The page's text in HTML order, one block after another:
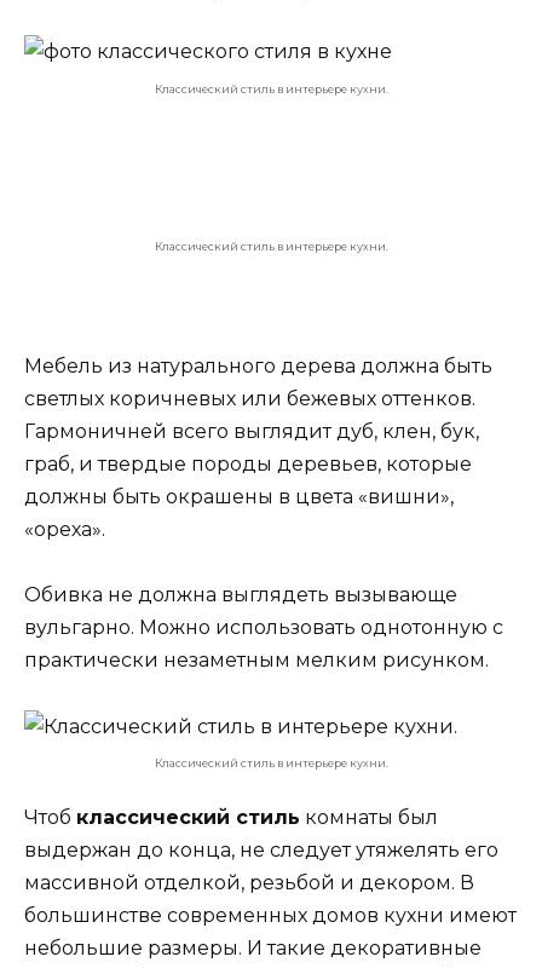
Классический стиль в интерьере кухни.
Классический стиль в интерьере кухни.
Мебель из натурального дерева должна быть
светлых коричневых или бежевых оттенков.
Гармоничней всего выглядит дуб, клен, бук,
граб, и твердые породы деревьев, которые
должны быть окрашены в цвета «вишни»,
«ореха».
Обивка не должна выглядеть вызывающе
вульгарно. Можно использовать однотонную с
практически незаметным мелким рисунком.
Классический стиль в интерьере кухни.
Чтоб классический стиль комнаты был
выдержан до конца, не следует утяжелять его
массивной отделкой, резьбой и декором. В
большинстве современных домов кухни имеют
небольшие размеры. И такие декоративные